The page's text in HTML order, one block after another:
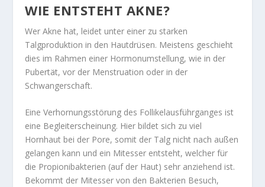
WIE ENTSTEHT AKNE?
Wer Akne hat, leidet unter einer zu starken
Talgproduktion in den Hautdrüsen. Meistens geschieht
dies im Rahmen einer Hormonumstellung, wie in der
Pubertät, vor der Menstruation oder in der
Schwangerschaft.
Eine Verhornungsstörung des Follikelausführganges ist
eine Begleiterscheinung. Hier bildet sich zu viel
Hornhaut bei der Pore, somit der Talg nicht nach außen
gelangen kann und ein Mitesser entsteht, welcher für
die Propionibakterien (auf der Haut) sehr anziehend ist.
Bekommt der Mitesser von den Bakterien Besuch,